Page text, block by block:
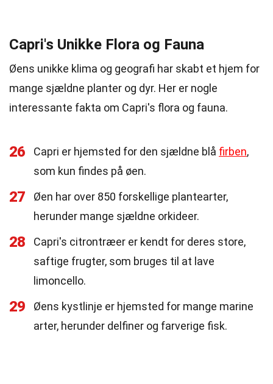
Capri's Unikke Flora og Fauna
Øens unikke klima og geografi har skabt et hjem for
mange sjældne planter og dyr. Her er nogle
interessante fakta om Capri's flora og fauna.
26 Capri er hjemsted for den sjældne blå firben,
som kun findes på øen.
27
Øen har over 850 forskellige plantearter,
herunder mange sjældne orkideer.
28
Capri's citrontræer er kendt for deres store,
saftige frugter, som bruges til at lave
limoncello.
29
Øens kystlinje er hjemsted for mange marine
arter, herunder delfiner og farverige fisk.